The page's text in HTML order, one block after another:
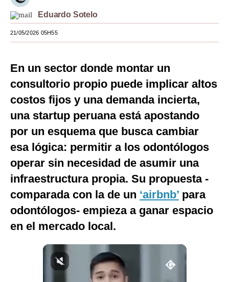
EEUU
México
Internacional
Club del Suscriptor
Mix
G de Gestión
Notas Contratadas
Podcast
Gestión TV
Eduardo Sotelo
21/05/2026 05H55
En un sector donde montar un
consultorio propio puede implicar altos
costos fijos y una demanda incierta,
una startup peruana está apostando
por un esquema que busca cambiar
esa lógica: permitir a los odontólogos
operar sin necesidad de asumir una
infraestructura propia. Su propuesta -
comparada con la de un ‘airbnb’ para
odontólogos- empieza a ganar espacio
en el mercado local.